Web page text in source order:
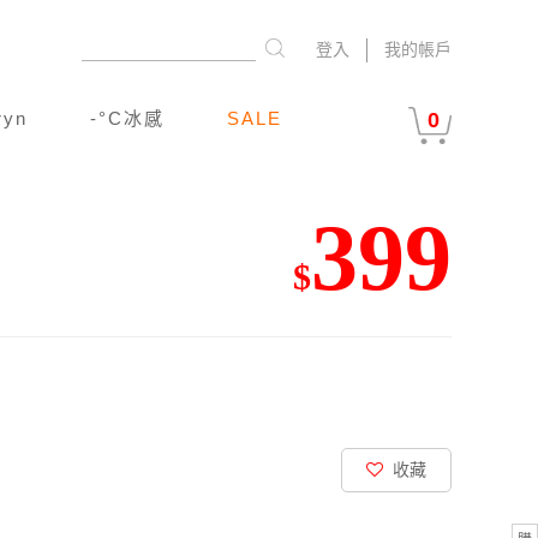
我的帳戶
登入
-°C冰感 SALE 0
$399
收藏